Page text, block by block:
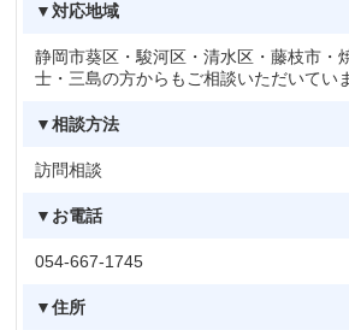
▼対応地域
静岡市葵区・駿河区・清水区・藤枝市・
士・三島の方からもご相談いただいてい
▼相談方法
訪問相談
▼お電話
054-667-1745
▼住所